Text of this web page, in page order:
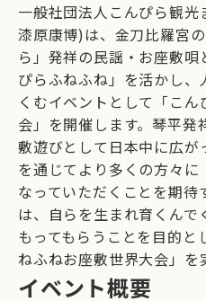
一般社団法人こんぴら観
漆原康博)は、金刀比羅宮
ら」発祥の民謡・お座敷
ぴらふねふね」を活かし
くむイベントとして「こ
会」を開催します。琴平発
敷遊びとして日本中に広が
を通じてより多くの方々
なっていただくことを期
は、自らを生まれ育くんで
もってもらうことを目的と
ねふねお座敷世界大会」を
イベント概要